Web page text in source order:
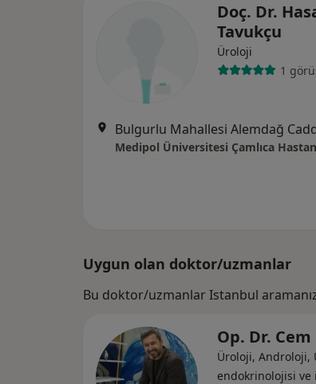
Doç. Dr.
Tavukçu
Üroloji
1
Medipol Üniversitesi Çamlıca
Uygun olan doktor/uzmanlar
Bu doktor/uzmanlar Istanbul
Op. Dr.
Üroloji, Androloji,
endokrinolojisi